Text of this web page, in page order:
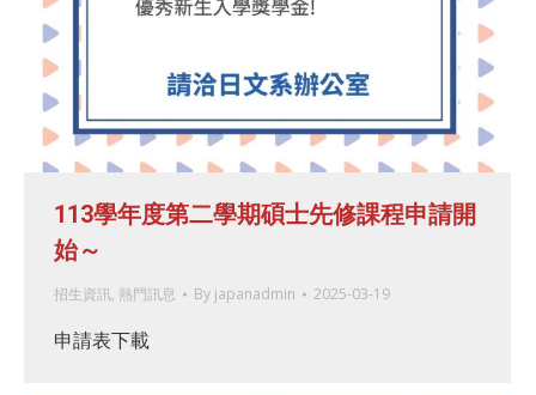
113學年度第二學期碩士先修課程申請開
始～
招生資訊, 熱門訊息 By japanadmin 2025-03-19
申請表下載